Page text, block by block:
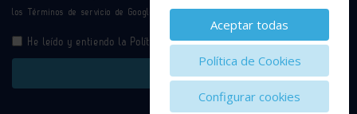
los Términos de servicio de Google.
He leído y entiendo la Política de Privacidad
Enviar
Aceptar todas
Política de Cookies
Configurar cookies